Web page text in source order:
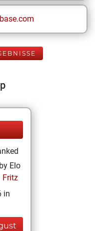
Elo
Fritz
in